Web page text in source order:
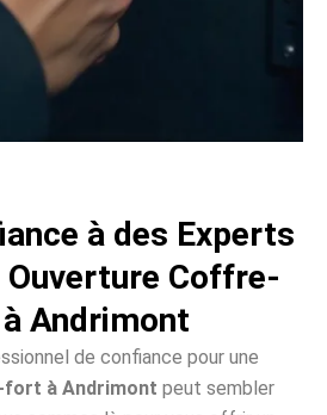
à des Experts
Ouverture Coffre-
Andrimont
de confiance pour une
à Andrimont peut sembler